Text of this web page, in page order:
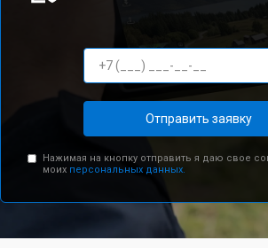
Отправить заявку
Нажимая на кнопку отправить я даю свое
моих персональных данных.